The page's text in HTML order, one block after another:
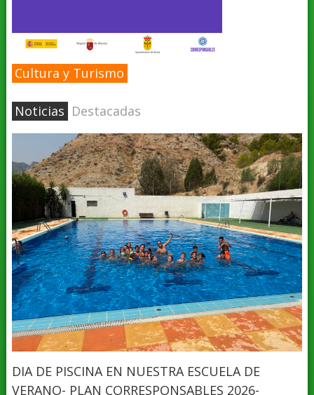
Cultura y Turismo
Noticias Destacadas
DIA DE PISCINA EN NUESTRA ESCUELA DE
VERANO- PLAN CORRESPONSABLES 2026-